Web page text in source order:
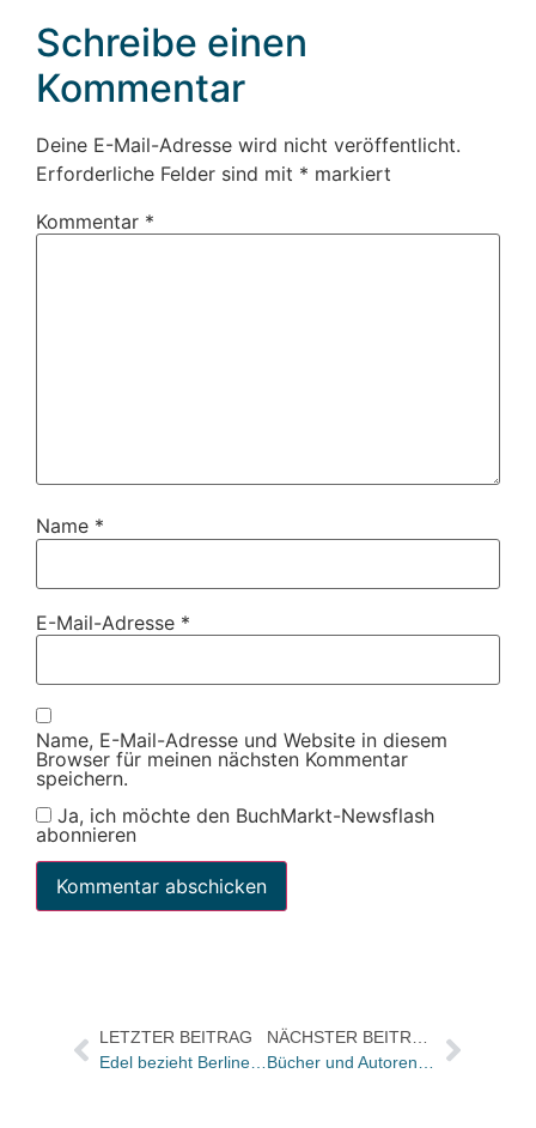
Schreibe einen
Kommentar
Deine E-Mail-Adresse wird nicht veröffentlicht.
Erforderliche Felder sind mit * markiert
Kommentar *
Name *
E-Mail-Adresse *
Name, E-Mail-Adresse und Website in diesem
Browser für meinen nächsten Kommentar
speichern.
Ja, ich möchte den BuchMarkt-Newsflash
abonnieren
LETZTER BEITRAG
Edel bezieht Berliner Büroräume